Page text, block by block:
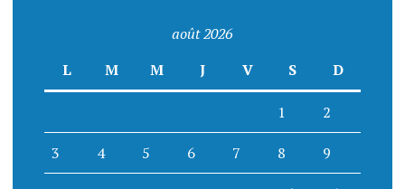
août 2026
L
M M J V S D
1 2
3 4 5 6 7 8 9